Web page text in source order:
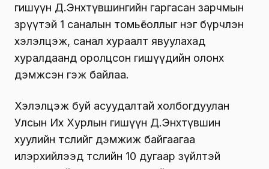
гишүүн Д.Энхтүвшингийн гаргасан зарчмын
зөрүүтэй 1 саналын томьёоллыг нэг бүрчлэн
хэлэлцэж, санал хураалт явуулахад
хуралдаанд оролцсон гишүүдийн олонх
дэмжсэн гэж байлаа.
Хэлэлцэж буй асуудалтай холбогдуулан
Улсын Их Хурлын гишүүн Д.Энхтүвшин
хуулийн төслийг дэмжиж байгаагаа
илэрхийлээд төслийн 10 дугаар зүйлтэй